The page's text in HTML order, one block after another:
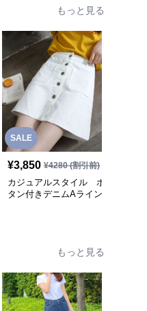
もっと見る
SALE
¥3,850 ¥4280(割引前)
カジュアルスタイル ボ
タン付きデニムAライン
もっと見る